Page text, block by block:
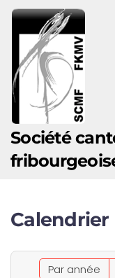
Accéder au
Société
Calendrier
Par année